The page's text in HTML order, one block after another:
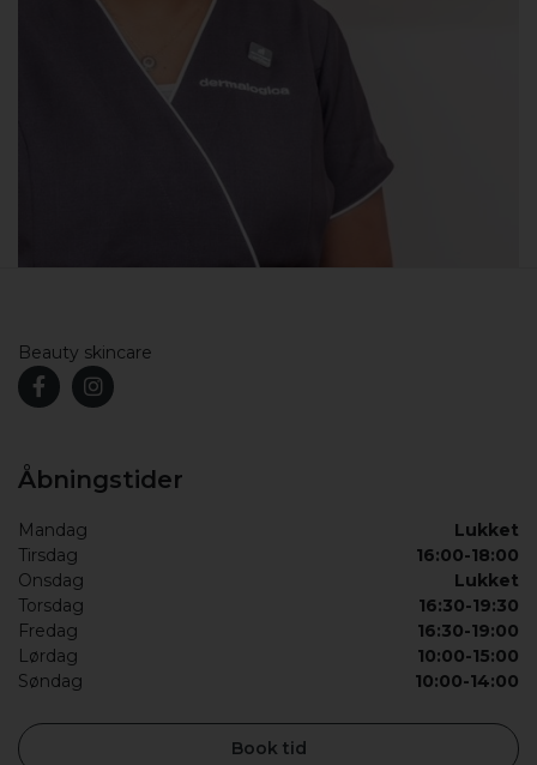
Beauty skincare
Åbningstider
Mandag
Lukket
Tirsdag
16:00-18:00
Onsdag
Lukket
Torsdag
16:30-19:30
Fredag
16:30-19:00
Lørdag
10:00-15:00
Søndag
10:00-14:00
Book tid